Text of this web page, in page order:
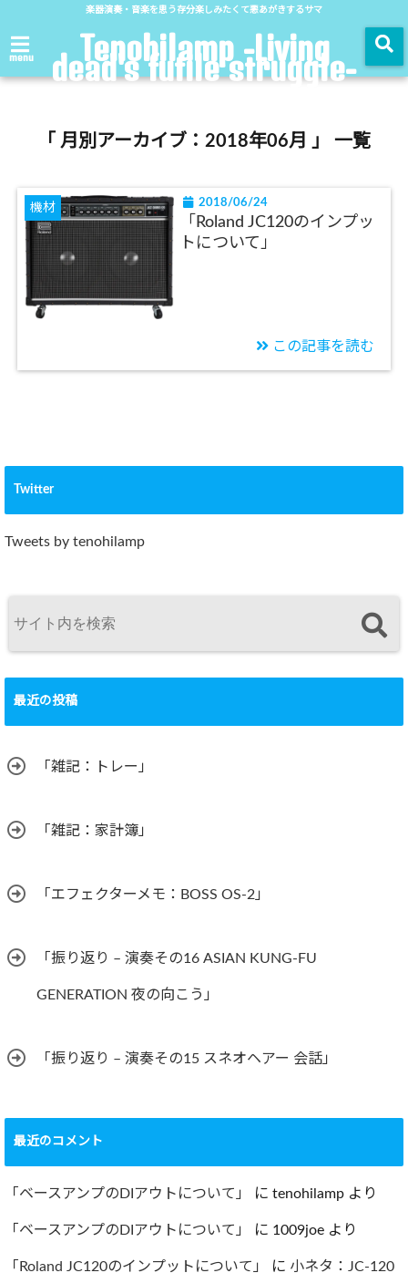
楽器演奏・音楽を思う存分楽しみたくて悪あがきするサマ
menu Tenohilamp -Living
dead's futile struggle-
「 月別アーカイブ：2018年06月 」 一覧
機材 2018/06/24
「Roland JC120のインプッ
トについて」
この記事を読む
Twitter
Tweets by tenohilamp
最近の投稿
「雑記：トレー」
「雑記：家計簿」
「エフェクターメモ：BOSS OS-2」
「振り返り – 演奏その16 ASIAN KUNG-FU
GENERATION 夜の向こう」
「振り返り – 演奏その15 スネオヘアー 会話」
最近のコメント
「ベースアンプのDIアウトについて」 に tenohilamp より
「ベースアンプのDIアウトについて」 に 1009joe より
「Roland JC120のインプットについて」 に 小ネタ：JC-120